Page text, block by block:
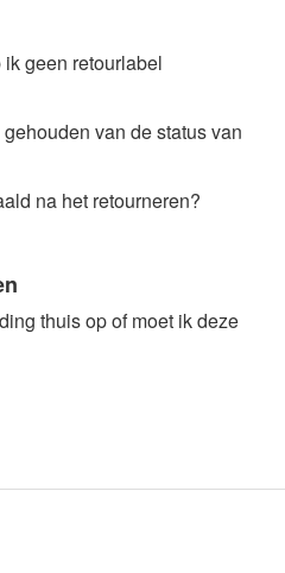
geen retourlabel
van de status van
na het retourneren?
thuis op of moet ik deze